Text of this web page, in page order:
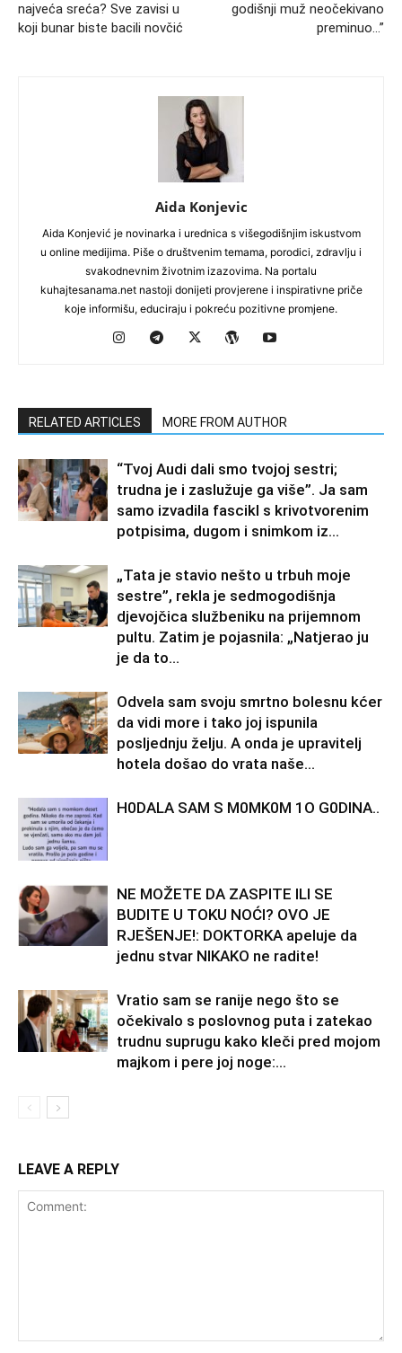
najveća sreća? Sve zavisi u
koji bunar biste bacili novčić
godišnji muž neočekivano
preminuo…”
Aida Konjevic
Aida Konjević je novinarka i urednica s višegodišnjim iskustvom
u online medijima. Piše o društvenim temama, porodici, zdravlju i
svakodnevnim životnim izazovima. Na portalu
kuhajtesanama.net nastoji donijeti provjerene i inspirativne priče
koje informišu, educiraju i pokreću pozitivne promjene.
RELATED ARTICLES MORE FROM AUTHOR
“Tvoj Audi dali smo tvojoj sestri;
trudna je i zaslužuje ga više”. Ja sam
samo izvadila fascikl s krivotvorenim
potpisima, dugom i snimkom iz...
„Tata je stavio nešto u trbuh moje
sestre”, rekla je sedmogodišnja
djevojčica službeniku na prijemnom
pultu. Zatim je pojasnila: „Natjerao ju
je da to...
Odvela sam svoju smrtno bolesnu kćer
da vidi more i tako joj ispunila
posljednju želju. A onda je upravitelj
hotela došao do vrata naše...
H0DALA SAM S M0MK0M 1O G0DINA..
NE MOŽETE DA ZASPITE ILI SE
BUDITE U TOKU NOĆI? OVO JE
RJEŠENJE!: DOKTORKA apeluje da
jednu stvar NIKAKO ne radite!
Vratio sam se ranije nego što se
očekivalo s poslovnog puta i zatekao
trudnu suprugu kako kleči pred mojom
majkom i pere joj noge:...
LEAVE A REPLY